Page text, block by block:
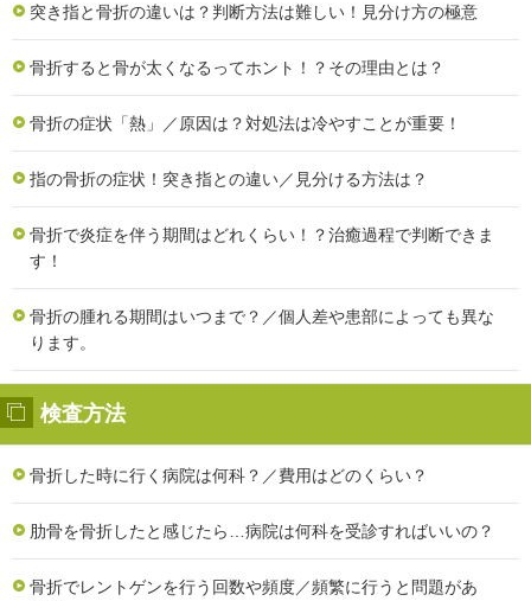
突き指と骨折の違いは？判断方法は難しい！見分け方の極意
骨折すると骨が太くなるってホント！？その理由とは？
骨折の症状「熱」／原因は？対処法は冷やすことが重要！
指の骨折の症状！突き指との違い／見分ける方法は？
骨折で炎症を伴う期間はどれくらい！？治癒過程で判断できま
す！
骨折の腫れる期間はいつまで？／個人差や患部によっても異な
ります。
検査方法
骨折した時に行く病院は何科？／費用はどのくらい？
肋骨を骨折したと感じたら…病院は何科を受診すればいいの？
骨折でレントゲンを行う回数や頻度／頻繁に行うと問題があ